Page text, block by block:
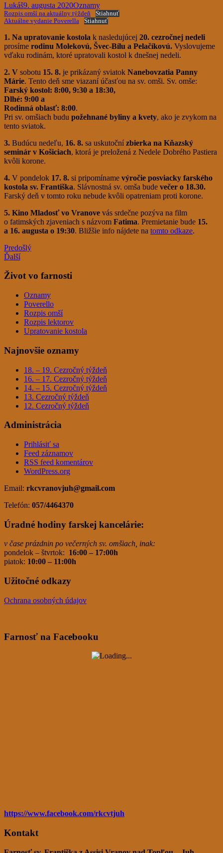
Lukáš9. augusta 2020Oznamy
Rozpis omší na aktuálny týždeň
Stiahnuť
Aktuálne vydanie Poverella
Stiahnuť
1. Na upratovanie kostola k nasledujúcej 20. cezročnej nedeli
prosíme rodinu Molekovú, Švec-Bílu a Pelačíkovú. Vyslovujeme
vďaku rodinám, ktoré upratovali kostol k dnešnej nedeli.
2. V sobotu 15. 8. je prikázaný sviatok Nanebovzatia Panny
Márie. Tento deň sme viazaní účasťou na sv. omši. Sv. omše:
Farský kostol: 8:00, 9:30 a 18:30,
Dlhé: 9:00 a
Rodinná oblasť: 8:00.
Pri sv. omšiach budu požehnané byliny a kvety, ako je zvykom na
tento sviatok.
3. Budúcu nedeľu, 16. 8. sa uskutočnízbierka na Kňazský
seminár v Košiciach, ktorá je preložená z Nedele Dobrého Pastiera
kvôli korone.
4. V pondelok 17. 8. si pripomíname výročie posviacky farského
kostola sv. Františka. Slávnostná sv. omša bude večer o 18.30.
Farský deň v tomto roku nebude kvôli opatreniam proti korone.
5. Kino Mladosť vo Vranove vás srdečne pozýva na film
o fatimských zjaveniach s názvom Fatima. Premietanie bude 15.
a 16. augusta o 19:30. Bližšie info nájdete na tomto odkaze.
Predošlý
Ďalší
Život vo farnosti
Oznamy
Poverello
Rozpis omší
Rozpis lektorov
Upratovanie kostola
Najnovšie oznamy
18. – 19. Cezročný týždeň
16. – 17. Cezročný týždeň
14. – 15. Cezročný týždeň
13. Cezročný týždeň
12. Cezročný týždeň
Administrácia
Prihlásiť sa
Feed záznamov
RSS feed komentárov
WordPress.org
Email: rkcvranovjuh@gmail.com
Telefón: 057/4464370
Úradné hodiny farskej kancelárie:
v čase prázdnin po večerných sv. omšiach, inak:
pondelok – štvrtok: 16:00 – 17:00h
piatok: 10:00 – 11:00h
Užitočné odkazy
Ochrana osobných údajov
Farnosť na Facebooku
https://www.facebook.com/rkcvtjuh
Kontakt